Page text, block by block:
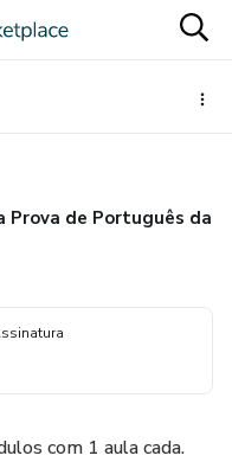
Prova de Português da
com 1 aula cada.